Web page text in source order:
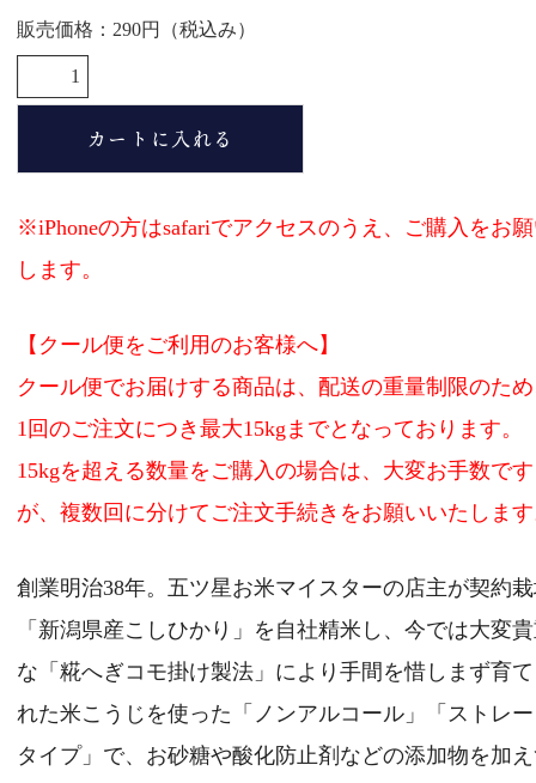
販売価格：290円（税込み）
※iPhoneの方はsafariでアクセスのうえ、ご購入をお
します。
【クール便をご利用のお客様へ】
クール便でお届けする商品は、配送の重量制限のた
1回のご注文につき最大15kgまでとなっております。
15kgを超える数量をご購入の場合は、大変お手数です
が、複数回に分けてご注文手続きをお願いいたしま
創業明治38年。五ツ星お米マイスターの店主が契約
「新潟県産こしひかり」を自社精米し、今では大変
な「糀へぎコモ掛け製法」により手間を惜しまず育
れた米こうじを使った「ノンアルコール」「ストレ
タイプ」で、お砂糖や酸化防止剤などの添加物を加